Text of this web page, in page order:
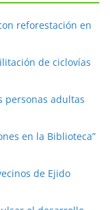
reforestación en
de ciclovías
personas adultas
en la Biblioteca”
de Ejido